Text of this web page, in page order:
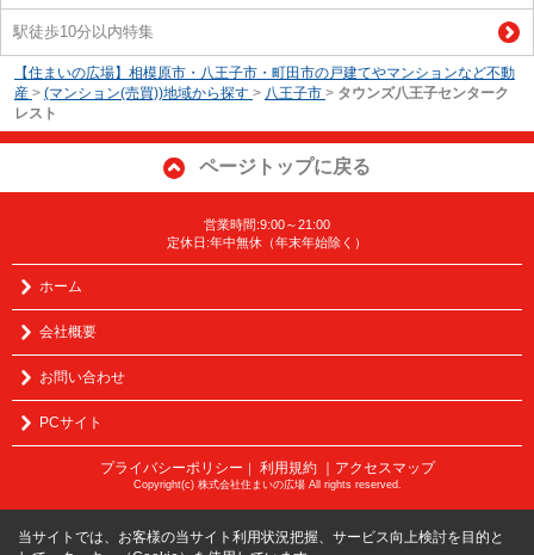
駅徒歩10分以内特集
【住まいの広場】相模原市・八王子市・町田市の戸建てやマンションなど不動
産 > (マンション(売買))地域から探す > 八王子市 > タウンズ八王子センターク
レスト
ページトップに戻る
営業時間:9:00～21:00
定休日:年中無休（年末年始除く）
ホーム
会社概要
お問い合わせ
PCサイト
プライバシーポリシー 利用規約 ｜アクセスマップ
Copyright(c) 株式会社住まいの広場 All rights reserved.
当サイトでは、お客様の当サイト利用状況把握、サービス向上検討を目的と